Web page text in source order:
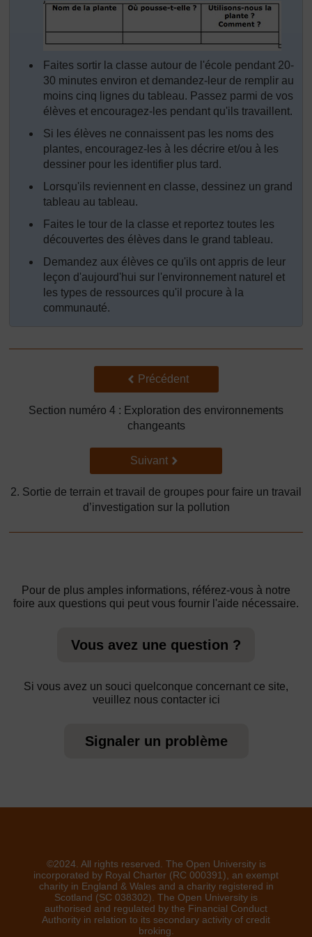
Faites sortir la classe autour de l'école pendant 20-
30 minutes environ et demandez-leur de remplir au
moins cinq lignes du tableau. Passez parmi de vos
élèves et encouragez-les pendant qu'ils travaillent.
Si les élèves ne connaissent pas les noms des
plantes, encouragez-les à les décrire et/ou à les
dessiner pour les identifier plus tard.
Lorsqu'ils reviennent en classe, dessinez un grand
tableau au tableau.
Faites le tour de la classe et reportez toutes les
découvertes des élèves dans le grand tableau.
Demandez aux élèves ce qu'ils ont appris de leur
leçon d'aujourd'hui sur l'environnement naturel et
les types de ressources qu'il procure à la
communauté.
Précédent
Précédent
Section numéro 4 : Exploration des environnements
changeants
Suivant
Suivant
2. Sortie de terrain et travail de groupes pour faire un travail
d’investigation sur la pollution
Pour de plus amples informations, référez-vous à notre
foire aux questions qui peut vous fournir l'aide nécessaire.
Vous avez une question ?
Si vous avez un souci quelconque concernant ce site,
veuillez nous contacter ici
Signaler un problème
©2024. All rights reserved. The Open University is
incorporated by Royal Charter (RC 000391), an exempt
charity in England & Wales and a charity registered in
Scotland (SC 038302). The Open University is
authorised and regulated by the Financial Conduct
Authority in relation to its secondary activity of credit
broking.